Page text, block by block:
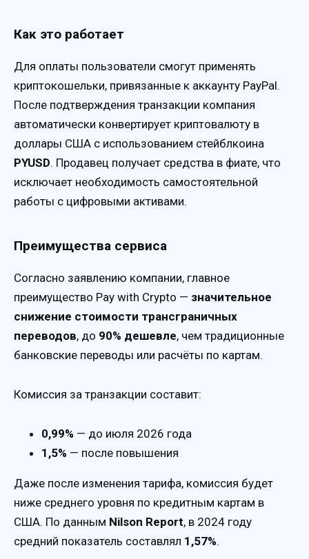
Как это работает
Для оплаты пользователи смогут применять
криптокошельки, привязанные к аккаунту PayPal.
После подтверждения транзакции компания
автоматически конвертирует криптовалюту в
доллары США с использованием стейблкоина
PYUSD. Продавец получает средства в фиате, что
исключает необходимость самостоятельной
работы с цифровыми активами.
Преимущества сервиса
Согласно заявлению компании, главное
преимущество Pay with Crypto — значительное
снижение стоимости трансграничных
переводов, до 90% дешевле, чем традиционные
банковские переводы или расчёты по картам.
Комиссия за транзакции составит:
0,99% — до июля 2026 года
1,5% — после повышения
Даже после изменения тарифа, комиссия будет
ниже среднего уровня по кредитным картам в
США. По данным Nilson Report, в 2024 году
средний показатель составлял 1,57%.